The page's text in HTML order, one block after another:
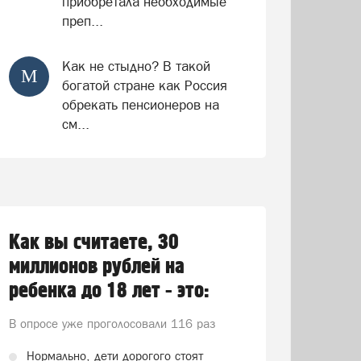
преп...
М
Как не стыдно? В такой
богатой стране как Россия
обрекать пенсионеров на
см...
Как вы считаете, 30
миллионов рублей на
ребенка до 18 лет - это:
В опросе уже проголосовали 116 раз
Нормально, дети дорогого стоят